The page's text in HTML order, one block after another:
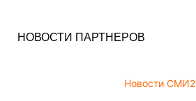
НОВОСТИ ПАРТНЕРОВ
Новости СМИ2